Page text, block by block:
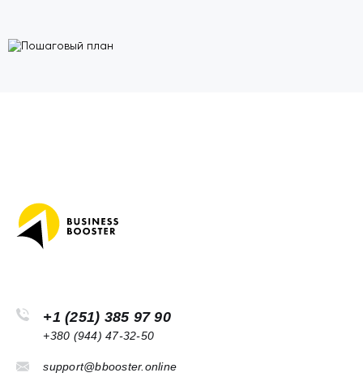
+1 (251) 385 97 90
+380 (944) 47-32-50
support@bbooster.online